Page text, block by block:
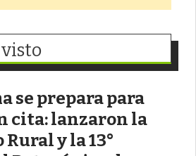
se prepara para
cita: lanzaron la
Rural y la 13°